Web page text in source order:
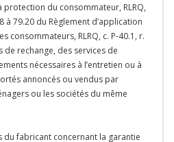
protection du consommateur, RLRQ,
à 79.20 du Règlement d’application
consommateurs, RLRQ, c. P-40.1, r.
rechange, des services de
nécessaires à l’entretien ou à
annoncés ou vendus par
ou les sociétés du même
du fabricant concernant la garantie